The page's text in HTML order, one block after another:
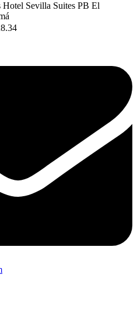
Sevilla Suites PB El